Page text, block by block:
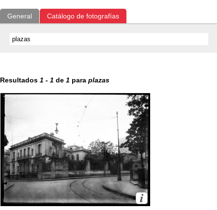
General Catálogo de fotografías
Resultados 1 - 1 de 1 para plazas